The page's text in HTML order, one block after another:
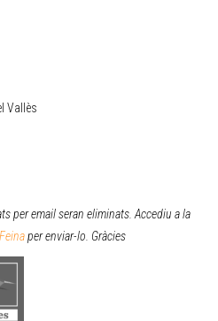
Vallès
per email seran eliminats. Accediu a la
per enviar-lo. Gràcies